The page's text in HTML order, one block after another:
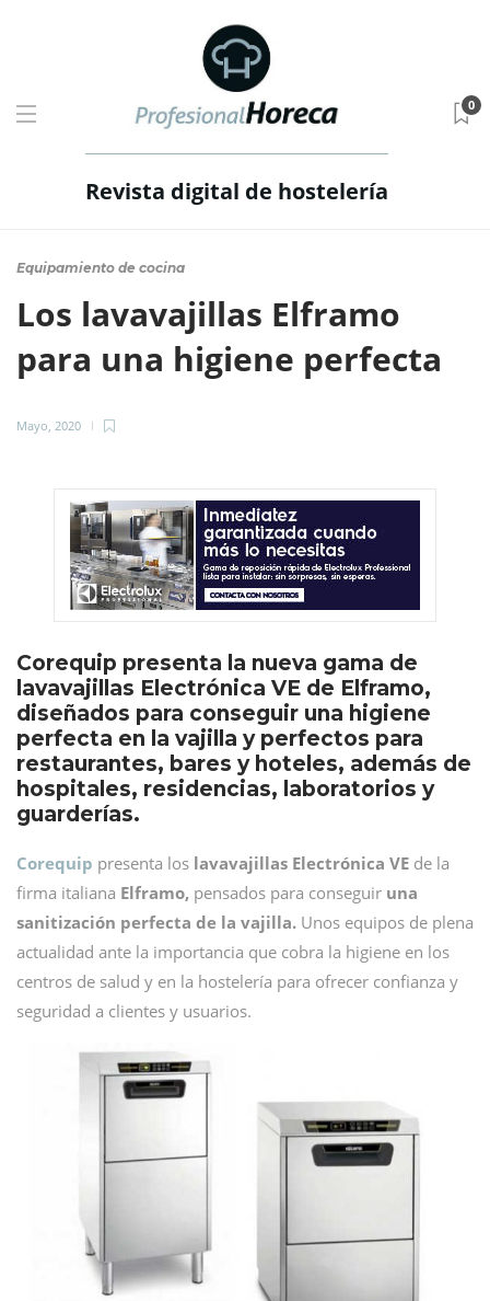
Revista digital de hostelería
0
Equipamiento de cocina
Los lavavajillas Elframo
para una higiene perfecta
Mayo, 2020
Corequip presenta la nueva gama de
lavavajillas Electrónica VE de Elframo,
diseñados para conseguir una higiene
perfecta en la vajilla y perfectos para
restaurantes, bares y hoteles, además de
hospitales, residencias, laboratorios y
guarderías.
Corequip presenta los lavavajillas Electrónica VE de la
firma italiana Elframo, pensados para conseguir una
sanitización perfecta de la vajilla. Unos equipos de plena
actualidad ante la importancia que cobra la higiene en los
centros de salud y en la hostelería para ofrecer confianza y
seguridad a clientes y usuarios.